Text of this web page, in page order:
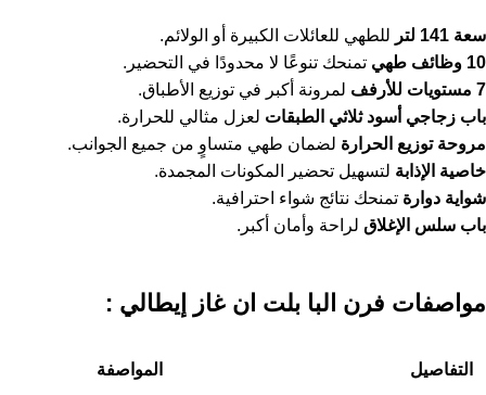
سعة 141 لتر
للطهي للعائلات الكبيرة أو الولائم.
10 وظائف طهي تمنحك تنوعًا لا محدودًا في التحضير.
7 مستويات للأرفف لمرونة أكبر في توزيع الأطباق.
باب زجاجي أسود ثلاثي الطبقات لعزل مثالي للحرارة.
مروحة توزيع الحرارة لضمان طهي متساوٍ من جميع الجوانب.
خاصية الإذابة لتسهيل تحضير المكونات المجمدة.
شواية دوارة تمنحك نتائج شواء احترافية.
باب سلس الإغلاق لراحة وأمان أكبر.
مواصفات فرن البا بلت ان​ غاز إيطالي :
التفاصيل المواصفة